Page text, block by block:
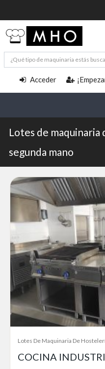
Acceder
Lotes de
segunda mano
Lotes De Maquinaria De
COCINA